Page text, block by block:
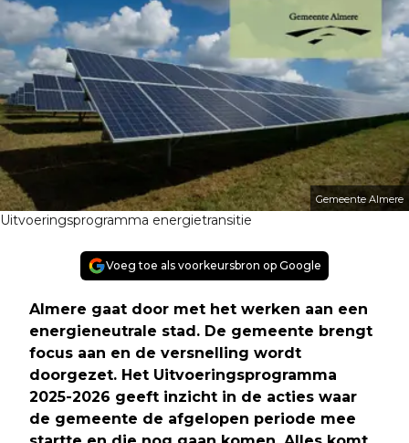
Gemeente Almere
Uitvoeringsprogramma energietransitie
Voeg toe als voorkeursbron op Google
Almere gaat door met het werken aan een
energieneutrale stad. De gemeente brengt
focus aan en de versnelling wordt
doorgezet. Het Uitvoeringsprogramma
2025-2026 geeft inzicht in de acties waar
de gemeente de afgelopen periode mee